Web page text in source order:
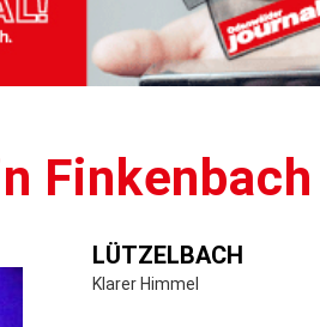
Finkenbach
LÜTZELBACH
Klarer Himmel